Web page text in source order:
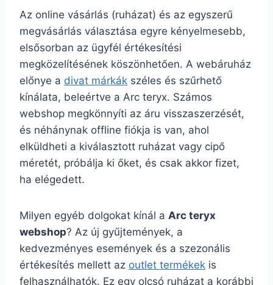
Az online vásárlás (ruházat) és az egyszerű
megvásárlás választása egyre kényelmesebb,
elsősorban az ügyfél értékesítési
megközelítésének köszönhetően. A webáruház
előnye a divat márkák széles és szűrhető
kínálata, beleértve a Arc teryx. Számos
webshop megkönnyíti az áru visszaszerzését,
és néhánynak offline fiókja is van, ahol
elküldheti a kiválasztott ruházat vagy cipő
méretét, próbálja ki őket, és csak akkor fizet,
ha elégedett.
Milyen egyéb dolgokat kínál a Arc teryx
webshop? Az új gyűjtemények, a
kedvezményes események és a szezonális
értékesítés mellett az outlet termékek is
felhasználhatók. Ez egy olcsó ruházat a korábbi